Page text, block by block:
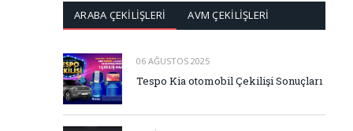
ARABA ÇEKİLİŞLERİ AVM ÇEKİLİŞLERİ
06 AĞUSTOS 2025
Tespo Kia otomobil Çekilişi Sonuçları